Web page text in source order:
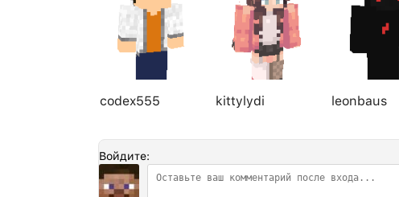
codex555 kittylydi leonbaus
Войдите: